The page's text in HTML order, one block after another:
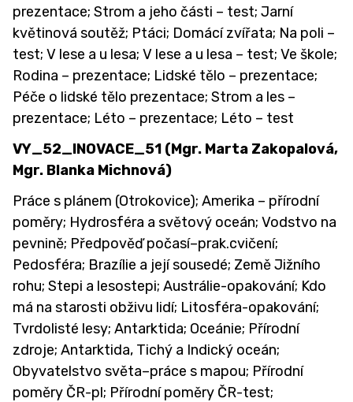
prezentace; Strom a jeho části – test; Jarní
květinová soutěž; Ptáci; Domácí zvířata; Na poli –
test; V lese a u lesa; V lese a u lesa – test; Ve škole;
Rodina – prezentace; Lidské tělo – prezentace;
Péče o lidské tělo prezentace; Strom a les –
prezentace; Léto – prezentace; Léto – test
VY_52_INOVACE_51 (Mgr. Marta Zakopalová,
Mgr. Blanka Michnová)
Práce s plánem (Otrokovice); Amerika – přírodní
poměry; Hydrosféra a světový oceán; Vodstvo na
pevnině; Předpověď počasí–prak.cvičení;
Pedosféra; Brazílie a její sousedé; Země Jižního
rohu; Stepi a lesostepi; Austrálie-opakování; Kdo
má na starosti obživu lidí; Litosféra-opakování;
Tvrdolisté lesy; Antarktida; Oceánie; Přírodní
zdroje; Antarktida, Tichý a Indický oceán;
Obyvatelstvo světa–práce s mapou; Přírodní
poměry ČR-pl; Přírodní poměry ČR-test;